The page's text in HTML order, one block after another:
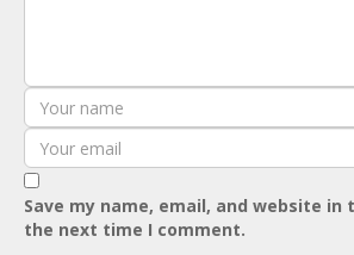
Save my name, email, and website
the next time I comment.